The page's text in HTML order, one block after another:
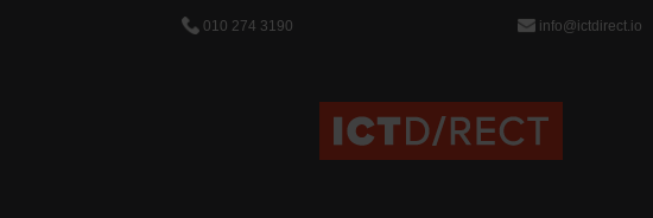
010 274 3190 info@ictdirect.io